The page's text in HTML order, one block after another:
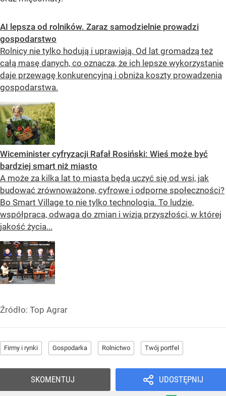
AI lepsza od rolników. Zaraz samodzielnie prowadzi
gospodarstwo
Rolnicy nie tylko hodują i uprawiają. Od lat gromadzą też
całą masę danych, co oznacza, że ich lepsze wykorzystanie
daje przewagę konkurencyjną i obniża koszty prowadzenia
gospodarstwa.
Wiceminister cyfryzacji Rafał Rosiński: Wieś może być
bardziej smart niż miasto
A może za kilka lat to miasta będą uczyć się od wsi, jak
budować zrównoważone, cyfrowe i odporne społeczności?
Bo Smart Village to nie tylko technologia. To ludzie,
współpraca, odwaga do zmian i wizja przyszłości, w której
jakość życia...
Źródło: Top Agrar
Firmy i rynki Gospodarka Rolnictwo Twój portfel
UDOSTĘPNIJ
SKOMENTUJ